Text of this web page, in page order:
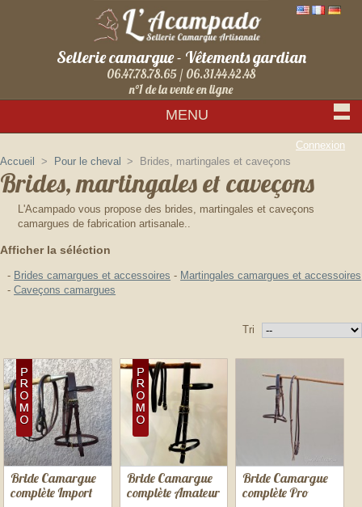
Sellerie camargue - Vêtements gardian
06.47.78.78.65 / 06.31.44.42.48
n°1 de la vente en ligne
MENU
Connexion
Accueil
> Pour le cheval > Brides, martingales et caveçons
Brides, martingales et caveçons
L'Acampado vous propose des brides, martingales et caveçons
camargues de fabrication artisanale..
Afficher la séléction
- Brides camargues et accessoires - Martingales camargues et accessoires
-Caveçons camargues
Tri
Bride Camargue
complète Import
Bride Camargue
complète Amateur
Bride Camargue
complète Pro